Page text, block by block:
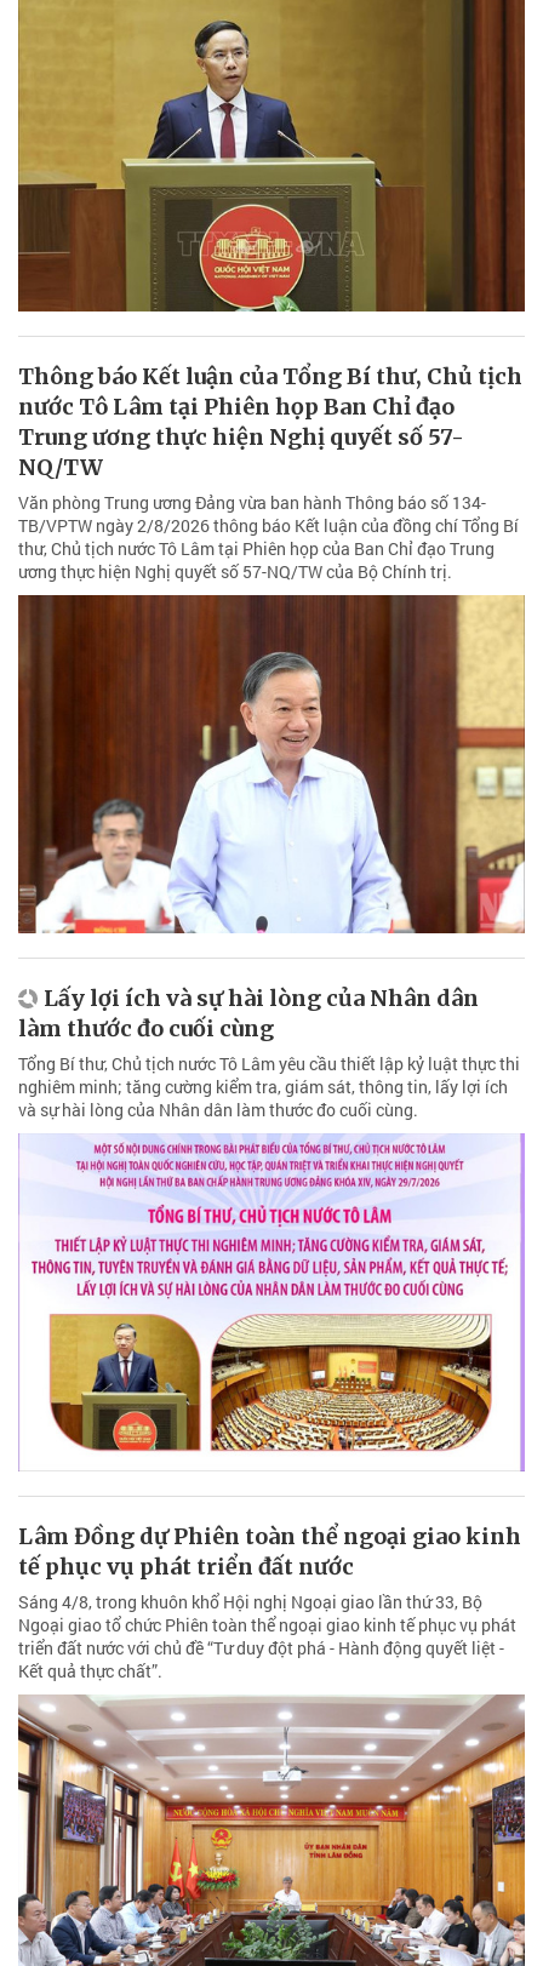
Thông báo Kết luận của Tổng Bí thư, Chủ tịch
nước Tô Lâm tại Phiên họp Ban Chỉ đạo
Trung ương thực hiện Nghị quyết số 57-
NQ/TW
Văn phòng Trung ương Đảng vừa ban hành Thông báo số 134-
TB/VPTW ngày 2/8/2026 thông báo Kết luận của đồng chí Tổng Bí
thư, Chủ tịch nước Tô Lâm tại Phiên họp của Ban Chỉ đạo Trung
ương thực hiện Nghị quyết số 57-NQ/TW của Bộ Chính trị.
Lấy lợi ích và sự hài lòng của Nhân dân
làm thước đo cuối cùng
Tổng Bí thư, Chủ tịch nước Tô Lâm yêu cầu thiết lập kỷ luật thực thi
nghiêm minh; tăng cường kiểm tra, giám sát, thông tin, lấy lợi ích
và sự hài lòng của Nhân dân làm thước đo cuối cùng.
Lâm Đồng dự Phiên toàn thể ngoại giao kinh
tế phục vụ phát triển đất nước
Sáng 4/8, trong khuôn khổ Hội nghị Ngoại giao lần thứ 33, Bộ
Ngoại giao tổ chức Phiên toàn thể ngoại giao kinh tế phục vụ phát
triển đất nước với chủ đề “Tư duy đột phá - Hành động quyết liệt -
Kết quả thực chất”.